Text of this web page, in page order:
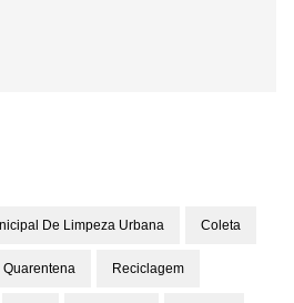
De Limpeza Urbana Coleta
Quarentena Reciclagem